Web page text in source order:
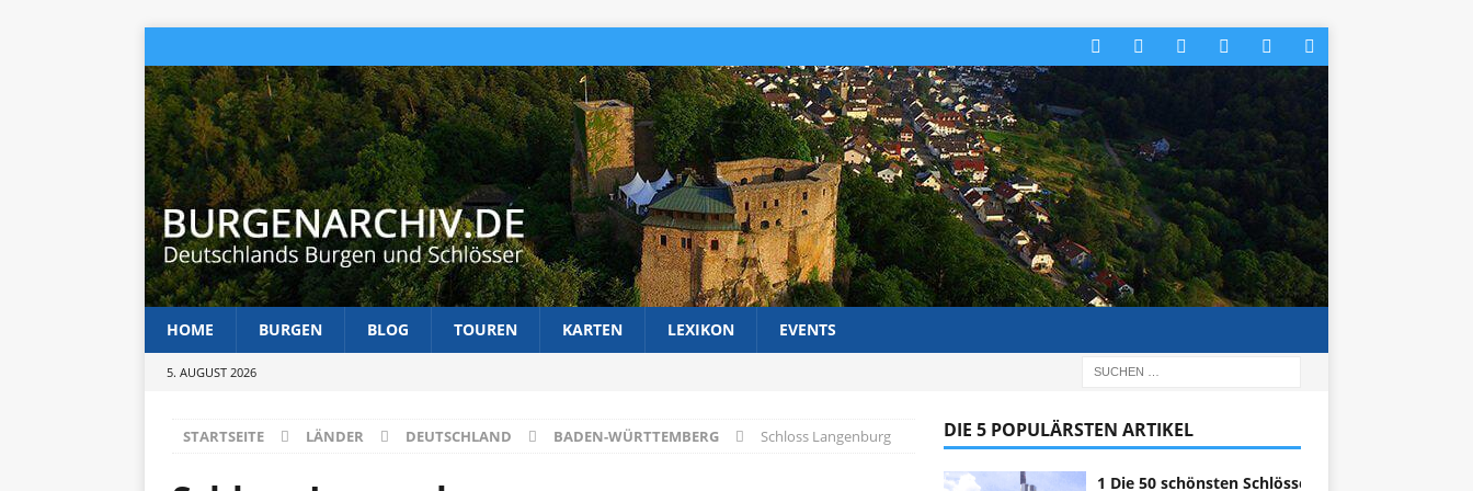
HOME BURGEN BLOG TOUREN KARTEN LEXIKON EVENTS
5. AUGUST 2026
STARTSEITE LÄNDER DEUTSCHLAND BADEN-WÜRTTEMBERG Schloss Langenburg DIE 5 POPULÄRSTEN ARTIKEL
1 Die 50 schönsten Schlösser